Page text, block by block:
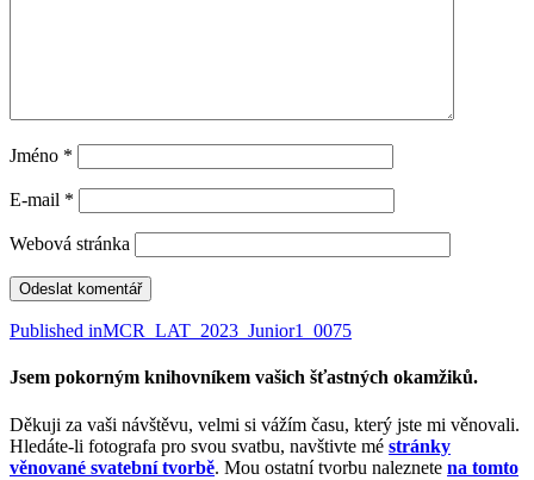
Jméno *
E-mail *
Webová stránka
Navigace
pro
Published inMCR_LAT_2023_Junior1_0075
Jsem pokorným knihovníkem vašich šťastných okamžiků.
Děkuji za vaši návštěvu, velmi si vážím času, který jste mi věnovali.
Hledáte-li fotografa pro svou svatbu, navštivte mé stránky
věnované svatební tvorbě. Mou ostatní tvorbu naleznete na tomto